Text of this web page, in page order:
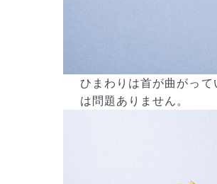
ひまわりは首が曲がっ
は問題ありません。